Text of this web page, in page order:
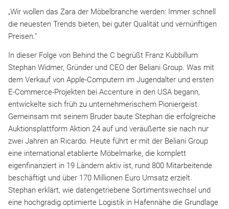
„Wir wollen das Zara der Möbelbranche werden: Immer schnell
die neuesten Trends bieten, bei guter Qualität und vernünftigen
Preisen.“
In dieser Folge von Behind the C begrüßt Franz Kubbillum
Stephan Widmer, Gründer und CEO der Beliani Group. Was mit
dem Verkauf von Apple-Computern im Jugendalter und ersten
E-Commerce-Projekten bei Accenture in den USA begann,
entwickelte sich früh zu unternehmerischem Pioniergeist.
Gemeinsam mit seinem Bruder baute Stephan die erfolgreiche
Auktionsplattform Aktion 24 auf und veräußerte sie nach nur
zwei Jahren an Ricardo. Heute führt er mit der Beliani Group
eine international etablierte Möbelmarke, die komplett
eigenfinanziert in 19 Ländern aktiv ist, rund 800 Mitarbeitende
beschäftigt und über 170 Millionen Euro Umsatz erzielt.
Stephan erklärt, wie datengetriebene Sortimentswechsel und
eine hochgradig optimierte Logistik in Hafennähe die Grundlage